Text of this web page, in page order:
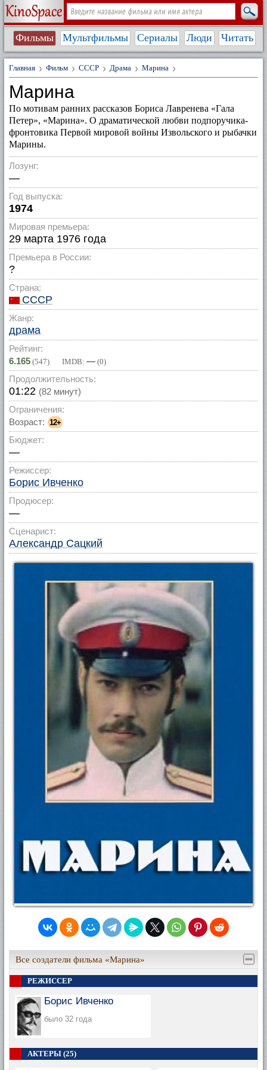
Фильмы Мультфильмы Сериалы Люди Читать
Главная Фильм СССР Драма Марина
Марина
По мотивам ранних рассказов Бориса Лавренева «Гала
Петер», «Марина». О драматической любви подпоручика-
фронтовика Первой мировой войны Извольского и рыбачки
Марины.
Лозунг:
—
Год выпуска:
1974
Мировая премьера:
29 марта 1976 года
Премьера в России:
?
Страна:
СССР
Жанр:
драма
Рейтинг:
6.165 (547) IMDB: — (0)
Продолжительность:
01:22 (82 минут)
Ограничения:
Возраст: 12+
Бюджет:
—
Режиссер:
Борис Ивченко
Продюсер:
—
Сценарист:
Александр Сацкий
Все создатели фильма «Марина»
РЕЖИССЕР
Борис Ивченко
было 32 года
АКТЕРЫ (25)